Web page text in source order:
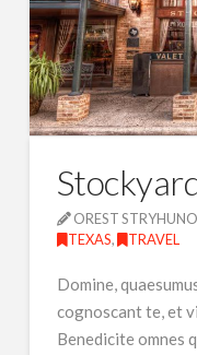
OREST
TEXAS, TRAVEL
Domine,
cognoscant te, et
Benedicite omnes